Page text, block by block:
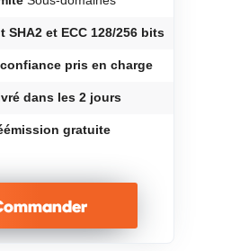
SHA2 et ECC 128/256 bits
pris en charge
dans les 2 jours
gratuite